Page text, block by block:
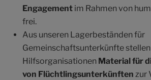
Engagement im Rahmen von
frei.
Aus unseren Lagerbeständen für
Gemeinschaftsunterkünfte
Hilfsorganisationen Material für
von Flüchtlingsunterkünften zur